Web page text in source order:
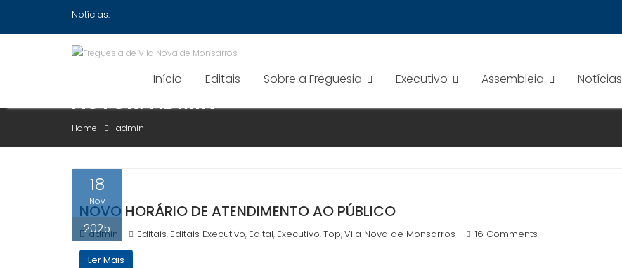
Notícias:
Início Editais Sobre a Freguesia Executivo Assembleia Notícias
AUTOR:ADMIN
Home admin
18
Nov
2025
NOVO HORÁRIO DE ATENDIMENTO AO PÚBLICO
admin Editais, Editais Executivo, Edital, Executivo,Top,Vila Nova de Monsarros
16 Comments
Ler Mais